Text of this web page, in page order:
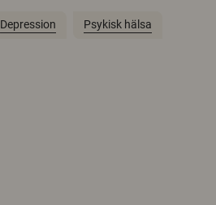
Depression Psykisk hälsa